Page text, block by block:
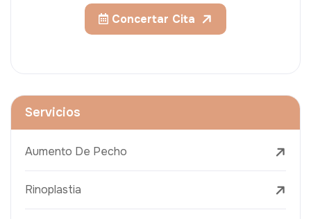
Concertar Cita
Servicios
Aumento De Pecho
Rinoplastia